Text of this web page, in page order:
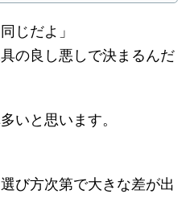
じだよ」
の良し悪しで決まるんだ
いと思います。
び方次第で大きな差が出